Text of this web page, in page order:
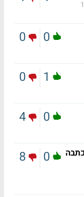
0
0
1
0
0
4
0
8